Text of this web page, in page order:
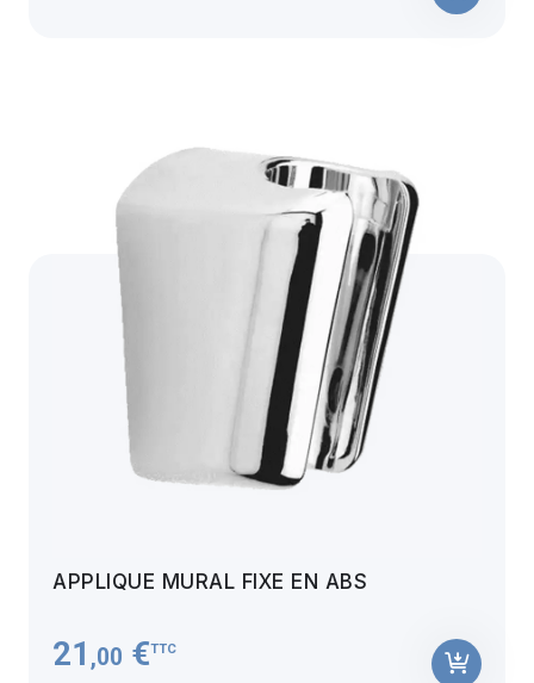
APPLIQUE MURAL FIXE EN ABS
21 ,00 €TTC